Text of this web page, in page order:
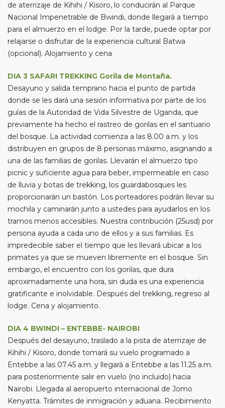
de aterrizaje de Kihihi / Kisoro, lo conducirán al Parque
Nacional Impenetrable de Bwindi, donde llegará a tiempo
para el almuerzo en el lodge. Por la tarde, puede optar por
relajarse o disfrutar de la experiencia cultural Batwa
(opcional). Alojamiento y cena
DIA 3 SAFARI TREKKING Gorila de Montaña.
Desayuno y salida temprano hacia el punto de partida
donde se les dará una sesión informativa por parte de los
guías de la Autoridad de Vida Silvestre de Uganda, que
previamente ha hecho el rastreo de gorilas en el santuario
del bosque. La actividad comienza a las 8.00 a.m. y los
distribuyen en grupos de 8 personas máximo, asignando a
una de las familias de gorilas. Llevarán el almuerzo tipo
picnic y suficiente agua para beber, impermeable en caso
de lluvia y botas de trekking, los guardabosques les
proporcionarán un bastón. Los porteadores podrán llevar su
mochila y caminarán junto a ustedes para ayudarlos en los
tramos menos accesibles. Nuestra contribución (25usd) por
persona ayuda a cada uno de ellos y a sus familias. Es
impredecible saber el tiempo que les llevará ubicar a los
primates ya que se mueven libremente en el bosque. Sin
embargo, el encuentro con los gorilas, que dura
aproximadamente una hora, sin duda es una experiencia
gratificante e inolvidable. Después del trekking, regreso al
lodge. Cena y alojamiento.
DIA 4 BWINDI – ENTEBBE- NAIROBI
Después del desayuno, traslado a la pista de aterrizaje de
Kihihi / Kisoro, donde tomará su vuelo programado a
Entebbe a las 07.45 a.m. y llegará a Entebbe a las 11.25 a.m.
para posteriormente salir en vuelo (no incluido) hacia
Nairobi. Llegada al aeropuerto internacional de Jomo
Kenyatta. Trámites de inmigración y aduana. Recibimiento